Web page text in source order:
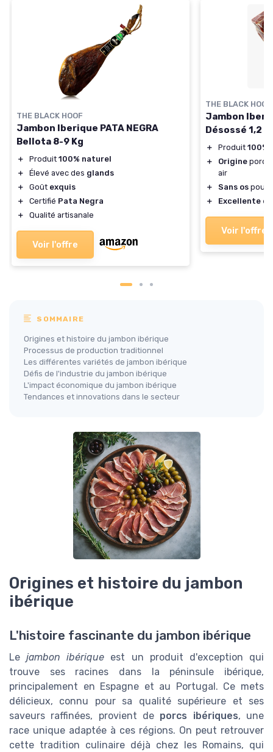
THE BLACK HOOF
Jambon Iberique PATA NEGRA
Bellota 8-9 Kg
＋ Produit 100% naturel
＋
Élevé avec des glands
＋
Goût exquis
＋
Certifié Pata Negra
＋
Qualité artisanale
Voir l'offre
THE BLACK HOOF
Jambon
Désossé 1,2
＋ Produit 100%
＋
Origine porcs
air
＋
Sans os pour
＋
Excellente
Voir l'offre
SOMMAIRE
Origines et histoire du jambon ibérique
Processus de production traditionnel
Les différentes variétés de jambon ibérique
Défis de l'industrie du jambon ibérique
L'impact économique du jambon ibérique
Tendances et innovations dans le secteur
Origines et histoire du jambon
ibérique
L'histoire fascinante du jambon ibérique
Lejambon ibérique est un produit d'exception qui
trouve ses racines dans la péninsule ibérique,
principalement en Espagne et au Portugal. Ce mets
délicieux, connu pour sa qualité supérieure et ses
saveurs raffinées, provient de porcs ibériques, une
race unique adaptée à ces régions. On peut retrouver
cette tradition culinaire déjà chez les Romains, qui